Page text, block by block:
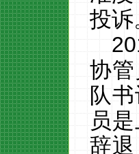
投诉
协
队
员
辞